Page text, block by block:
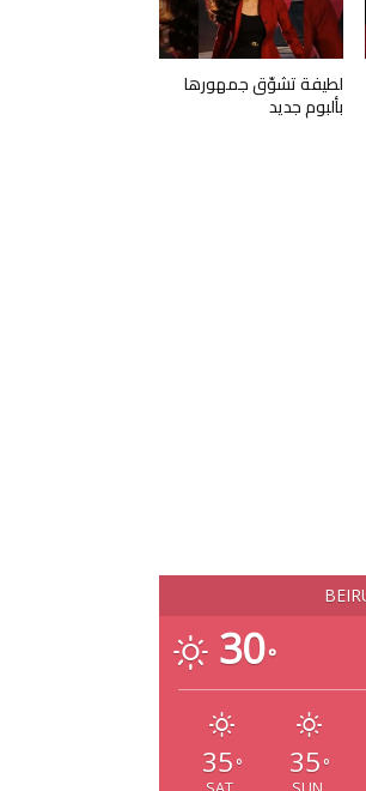
لطيفة تشوّق جمهورها
بألبوم جديد
30°
35 ° 35 °